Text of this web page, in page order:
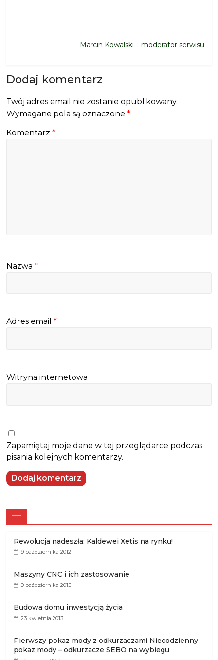
Marcin Kowalski – moderator serwisu
Dodaj komentarz
Twój adres email nie zostanie opublikowany.
Wymagane pola są oznaczone*
Komentarz*
Nazwa*
Adres email*
Witryna internetowa
Zapamiętaj moje dane w tej przeglądarce podczas
pisania kolejnych komentarzy.
—
Rewolucja nadeszła: Kaldewei Xetis na rynku!
9 października 2012
Maszyny CNC i ich zastosowanie
9 października 2015
Budowa domu inwestycją życia
23 kwietnia 2013
Pierwszy pokaz mody z odkurzaczami Niecodzienny
pokaz mody – odkurzacze SEBO na wybiegu